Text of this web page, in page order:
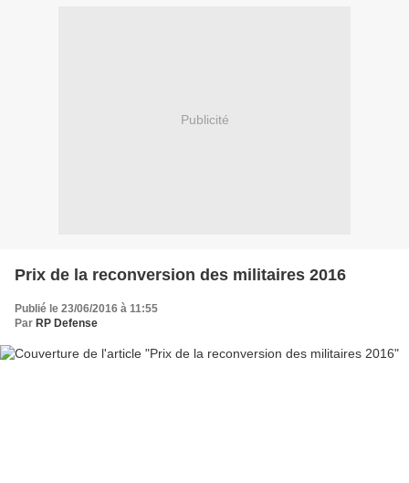
Publicité
Prix de la reconversion des militaires 2016
Publié le 23/06/2016 à 11:55
Par RP Defense